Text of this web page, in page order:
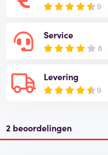
9
Service
8
Levering
9
2 beoordelingen